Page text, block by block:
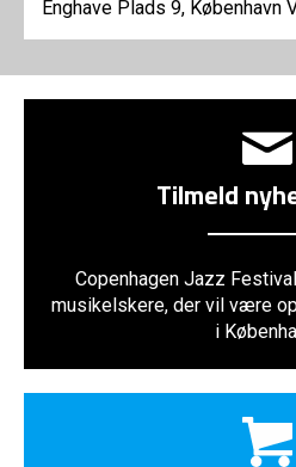
Enghave Plads 9, København
Tilmeld
Copenhagen Jazz
musikelskere, der vil være
i